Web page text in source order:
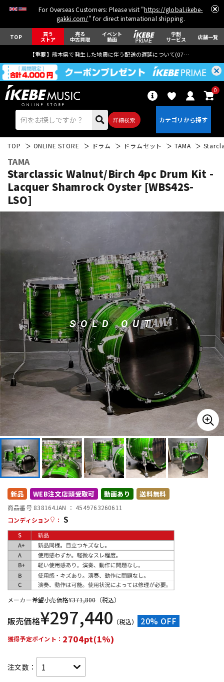
For Overseas Customers: Please visit "https://global.ikebe-
gakki.com/" for direct international shipping.
TOP 買う
ストア
売る
中古買取
イベント
動画
学割
サービス 店舗一覧
【重要】熊本県で発生した地震に伴う配送の遅延について(07月29日
詳細検索
0
ドラム パーカッション
キーボード 電子ピアノ
アンプ エフェクター
DJ機器
DTM オンライン納品 レコーディング機器
配信/ライブ機器 楽器アクセサリ
TOP ONLINE STORE ドラム ドラムセット TAMA
TAMA
Starclassic Walnut/Birch 4pc Drum Kit -
Lacquer Shamrock Oyster [WBS42S-
LSO]
SOLD OUT
新品 WEB注文店頭受取可 動画あり 送料無料
商品番号 838164JAN ： 4549763260611
コンディション
： S
メーカー希望小売価格¥371,800（税込）
販売価格¥297,440 （税込） 20% OFF
獲得予定ポイント： 2704pt(1%)
注文数：